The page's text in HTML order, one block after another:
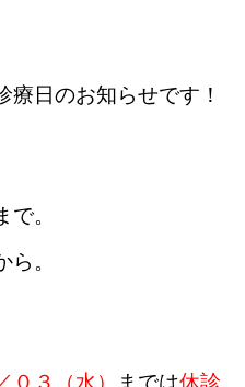
療日のお知らせです！
で。
ら。
０３（水） までは休診